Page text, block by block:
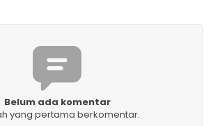
Belum ada komentar
yang pertama berkomentar.